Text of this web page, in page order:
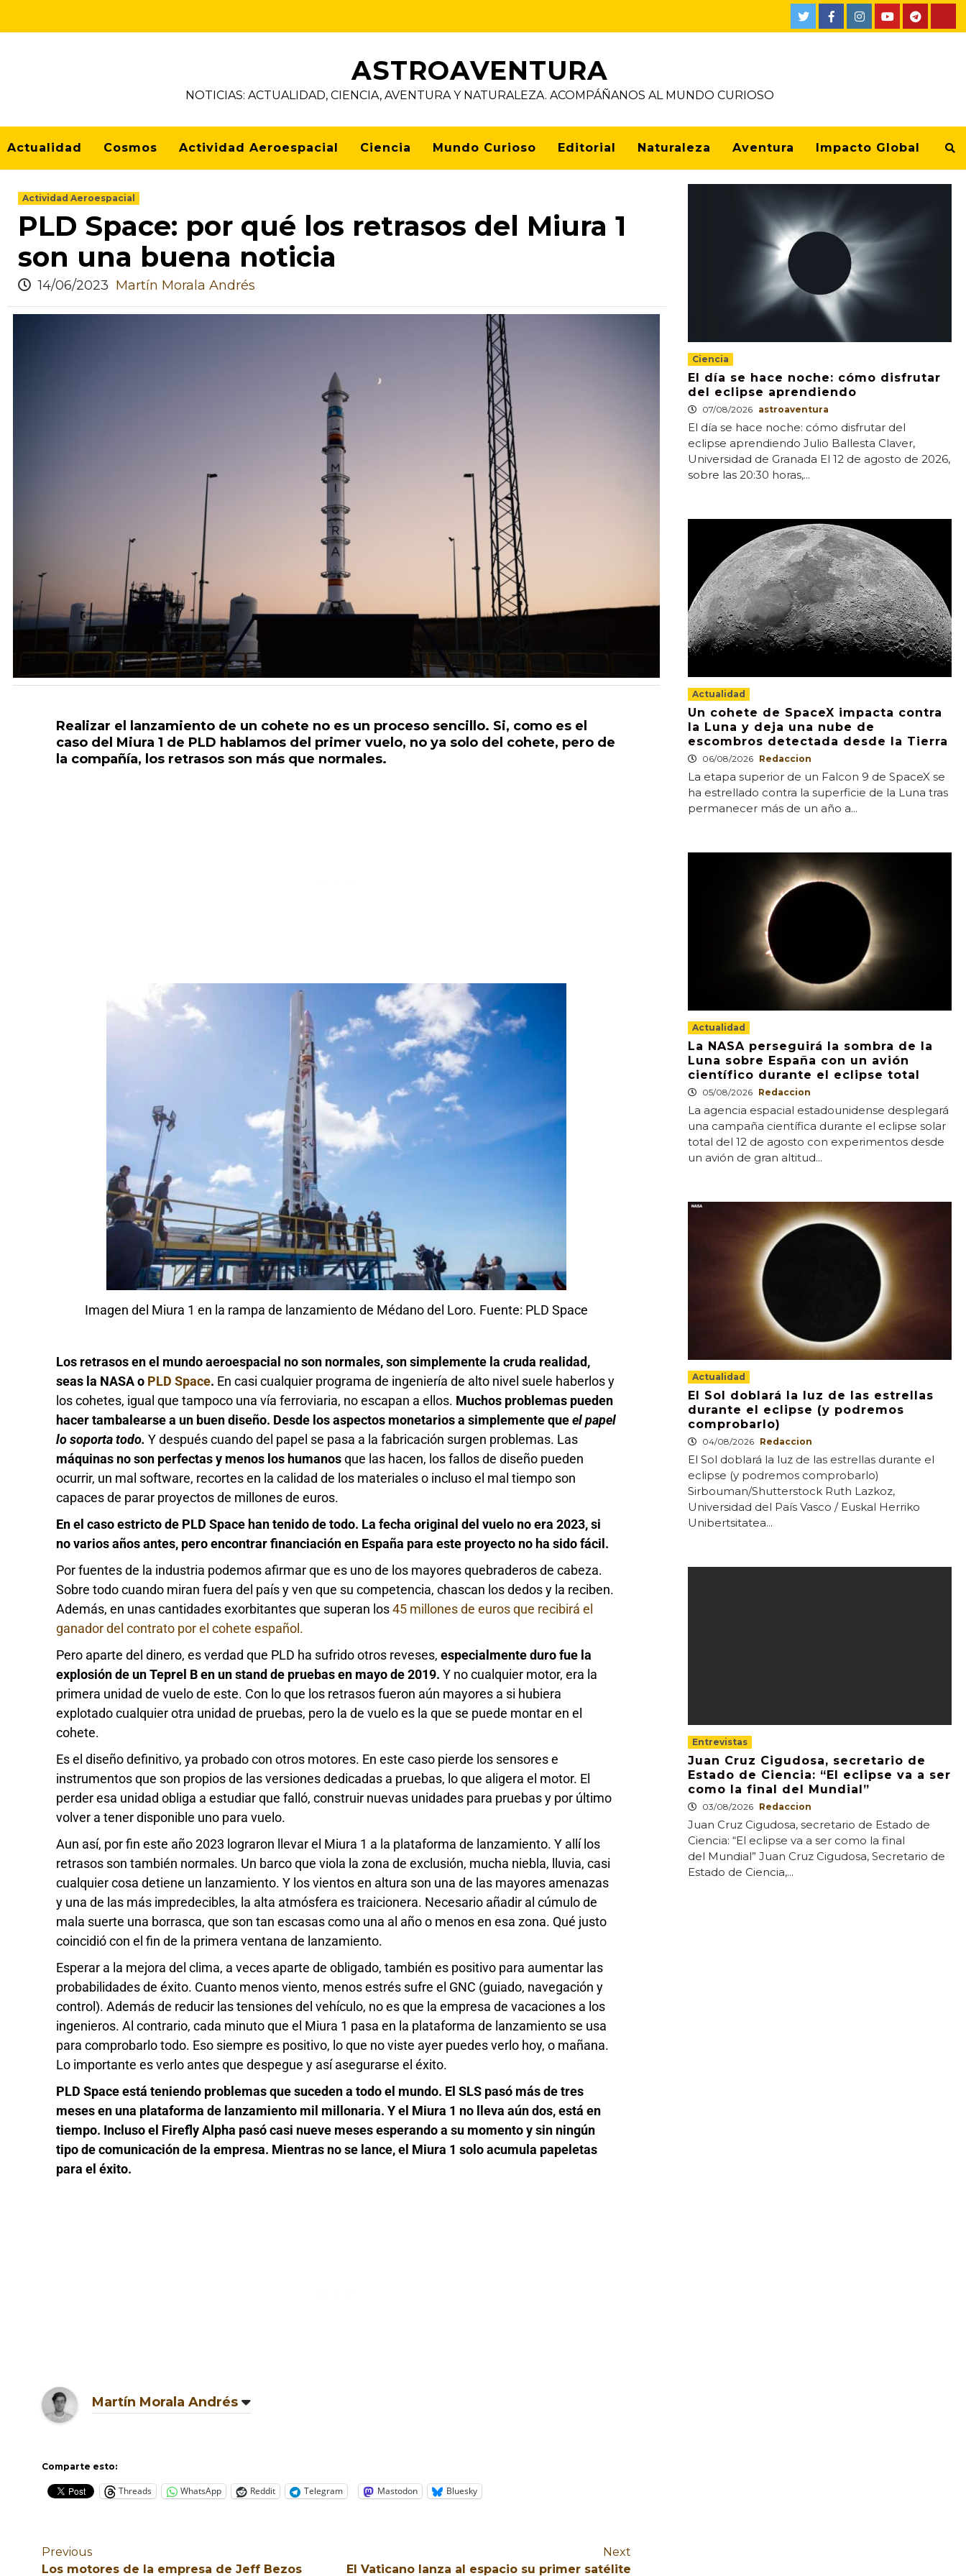
ASTROAVENTURA
NOTICIAS: ACTUALIDAD, CIENCIA, AVENTURA Y NATURALEZA. ACOMPÁÑANOS AL MUNDO CURIOSO
Actualidad Cosmos Actividad Aeroespacial Ciencia Mundo Curioso Editorial Naturaleza Aventura Impacto Global
Actividad Aeroespacial
PLD Space: por qué los retrasos del Miura 1
son una buena noticia
14/06/2023 Martín Morala Andrés
Realizar el lanzamiento de un cohete no es un proceso sencillo. Si, como es el
caso del Miura 1 de PLD hablamos del primer vuelo, no ya solo del cohete, pero de
la compañía, los retrasos son más que normales.
Imagen del Miura 1 en la rampa de lanzamiento de Médano del Loro. Fuente: PLD Space
Los retrasos en el mundo aeroespacial no son normales, son simplemente la cruda realidad,
seas la NASA o PLD Space. En casi cualquier programa de ingeniería de alto nivel suele haberlos y
los cohetes, igual que tampoco una vía ferroviaria, no escapan a ellos. Muchos problemas pueden
hacer tambalearse a un buen diseño. Desde los aspectos monetarios a simplemente queel papel
lo soporta todo. Y después cuando del papel se pasa a la fabricación surgen problemas. Las
máquinas no son perfectas y menos los humanosque las hacen, los fallos de diseño pueden
ocurrir, un mal software, recortes en la calidad de los materiales o incluso el mal tiempo son
capaces de parar proyectos de millones de euros.
En el caso estricto de PLD Space han tenido de todo. La fecha original del vuelo no era 2023, si
no varios años antes, pero encontrar financiación en España para este proyecto no ha sido fácil.
Por fuentes de la industria podemos afirmar que es uno de los mayores quebraderos de cabeza.
Sobre todo cuando miran fuera del país y ven que su competencia, chascan los dedos y la reciben.
Además, en unas cantidades exorbitantes que superan los45 millones de euros que recibirá el
ganador del contrato por el cohete español.
Pero aparte del dinero, es verdad que PLD ha sufrido otros reveses,especialmente duro fue la
explosión de un Teprel B en un stand de pruebas en mayo de 2019. Y no cualquier motor, era la
primera unidad de vuelo de este. Con lo que los retrasos fueron aún mayores a si hubiera
explotado cualquier otra unidad de pruebas, pero la de vuelo es la que se puede montar en el
cohete.
Es el diseño definitivo, ya probado con otros motores. En este caso pierde los sensores e
instrumentos que son propios de las versiones dedicadas a pruebas, lo que aligera el motor. El
perder esa unidad obliga a estudiar que falló, construir nuevas unidades para pruebas y por último
volver a tener disponible uno para vuelo.
Aun así, por fin este año 2023 lograron llevar el Miura 1 a la plataforma de lanzamiento. Y allí los
retrasos son también normales. Un barco que viola la zona de exclusión, mucha niebla, lluvia, casi
cualquier cosa detiene un lanzamiento. Y los vientos en altura son una de las mayores amenazas
y una de las más impredecibles, la alta atmósfera es traicionera. Necesario añadir al cúmulo de
mala suerte una borrasca, que son tan escasas como una al año o menos en esa zona. Qué justo
coincidió con el fin de la primera ventana de lanzamiento.
Esperar a la mejora del clima, a veces aparte de obligado, también es positivo para aumentar las
probabilidades de éxito. Cuanto menos viento, menos estrés sufre el GNC (guiado, navegación y
control). Además de reducir las tensiones del vehículo, no es que la empresa de vacaciones a los
ingenieros. Al contrario, cada minuto que el Miura 1 pasa en la plataforma de lanzamiento se usa
para comprobarlo todo. Eso siempre es positivo, lo que no viste ayer puedes verlo hoy, o mañana.
Lo importante es verlo antes que despegue y así asegurarse el éxito.
PLD Space está teniendo problemas que suceden a todo el mundo. El SLS pasó más de tres
meses en una plataforma de lanzamiento mil millonaria. Y el Miura 1 no lleva aún dos, está en
tiempo. Incluso el Firefly Alpha pasó casi nueve meses esperando a su momento y sin ningún
tipo de comunicación de la empresa. Mientras no se lance, el Miura 1 solo acumula papeletas
para el éxito.
Martín Morala Andrés
Comparte esto:
Threads WhatsApp Reddit Telegram Mastodon Bluesky
Previous
Los motores de la empresa de Jeff Bezos
Next
El Vaticano lanza al espacio su primer satélite
Ciencia
El día se hace noche: cómo disfrutar
del eclipse aprendiendo
07/08/2026 astroaventura
El día se hace noche: cómo disfrutar del
eclipse aprendiendo Julio Ballesta Claver,
Universidad de Granada El 12 de agosto de 2026,
sobre las 20:30 horas,...
Actualidad
Un cohete de SpaceX impacta contra
la Luna y deja una nube de
escombros detectada desde la Tierra
06/08/2026 Redaccion
La etapa superior de un Falcon 9 de SpaceX se
ha estrellado contra la superficie de la Luna tras
permanecer más de un año a...
Actualidad
La NASA perseguirá la sombra de la
Luna sobre España con un avión
científico durante el eclipse total
05/08/2026 Redaccion
La agencia espacial estadounidense desplegará
una campaña científica durante el eclipse solar
total del 12 de agosto con experimentos desde
un avión de gran altitud...
Actualidad
El Sol doblará la luz de las estrellas
durante el eclipse (y podremos
comprobarlo)
04/08/2026 Redaccion
El Sol doblará la luz de las estrellas durante el
eclipse (y podremos comprobarlo)
Sirbouman/Shutterstock Ruth Lazkoz,
Universidad del País Vasco / Euskal Herriko
Unibertsitatea...
Entrevistas
Juan Cruz Cigudosa, secretario de
Estado de Ciencia: “El eclipse va a ser
como la final del Mundial”
03/08/2026 Redaccion
Juan Cruz Cigudosa, secretario de Estado de
Ciencia: “El eclipse va a ser como la final
del Mundial” Juan Cruz Cigudosa, Secretario de
Estado de Ciencia,...